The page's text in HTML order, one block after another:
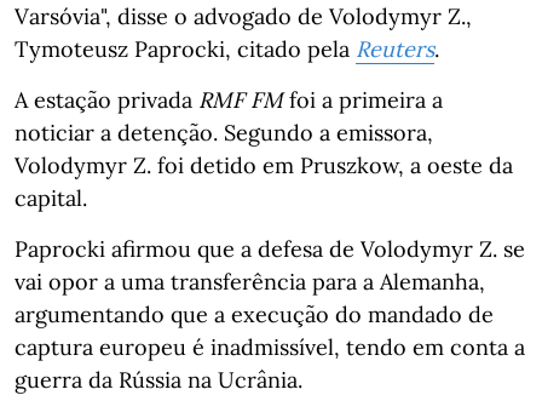
Varsóvia", disse o advogado de Volodymyr Z.,
Tymoteusz Paprocki, citado pela Reuters.
A estação privada RMF FMfoi a primeira a
noticiar a detenção. Segundo a emissora,
Volodymyr Z. foi detido em Pruszkow, a oeste da
capital.
Paprocki afirmou que a defesa de Volodymyr Z. se
vai opor a uma transferência para a Alemanha,
argumentando que a execução do mandado de
captura europeu é inadmissível, tendo em conta a
guerra da Rússia na Ucrânia.